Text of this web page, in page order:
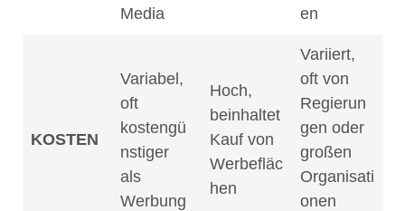
Media
en
KOSTEN
Variabel,
oft
kostengü
nstiger
als
Werbung
Hoch,
beinhaltet
Kauf von
Werbefläc
hen
Variiert,
oft von
Regierun
gen oder
großen
Organisati
onen